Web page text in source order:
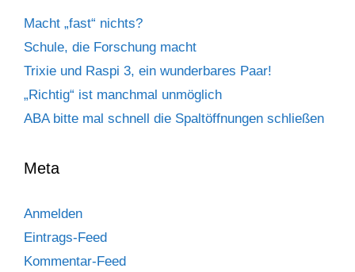
Macht „fast“ nichts?
Schule, die Forschung macht
Trixie und Raspi 3, ein wunderbares Paar!
„Richtig“ ist manchmal unmöglich
ABA bitte mal schnell die Spaltöffnungen schließen
Meta
Anmelden
Eintrags-Feed
Kommentar-Feed